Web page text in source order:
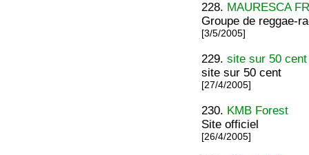
228. MAURESCA
Groupe de reggae-
[3/5/2005]
229.site sur 50 cent
site sur 50 cent
[27/4/2005]
230. KMB Forest
Site officiel
[26/4/2005]